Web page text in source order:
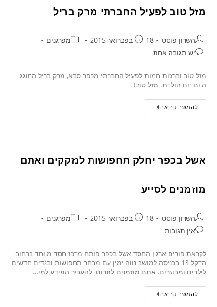
מזל טוב לפעיל החברתי מרק בריל
השרון פוסט 18 בפברואר 2015
מפרגנים
יש תגובה אחת
מזל טוב וברכות חמות לפעיל החברתי מכפר סבא, מרק בריל החוגג
היום יום הולדת. מזל טוב!
להמשך קריאה
אשל בכפר יחלק תחפושות לנזקקים ואתם
מוזמנים לסייע
השרון פוסט 18 בפברואר 2015
מפרגנים
אין תגובות
לקראת פורים ארגון החסד אשל בכפר פותח מרכז חסד מיוחד ברחוב
הדקל 18 בכניסה למושב נווה ימין עם מבחר תחפושות ובגדים חדשים
לילדים ומבוגרים. אתם מוזמנים לתרום ולהעביר המידע למי…
להמשך קריאה